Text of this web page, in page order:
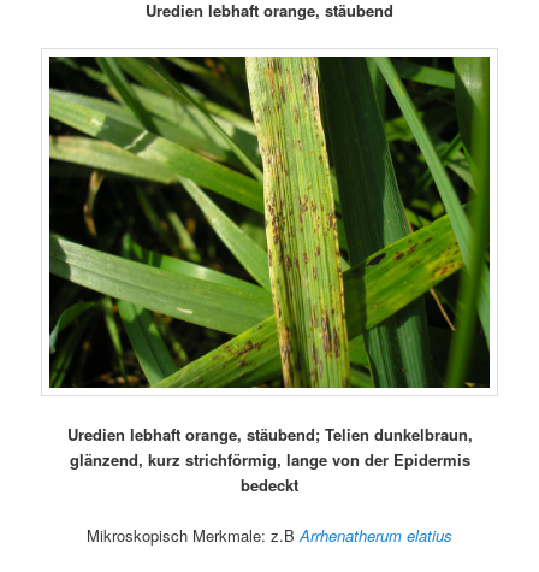
Uredien lebhaft orange, stäubend
Uredien lebhaft orange, stäubend; Telien dunkelbraun,
glänzend, kurz strichförmig, lange von der Epidermis
bedeckt
Mikroskopisch Merkmale: z.BArrhenatherum elatius